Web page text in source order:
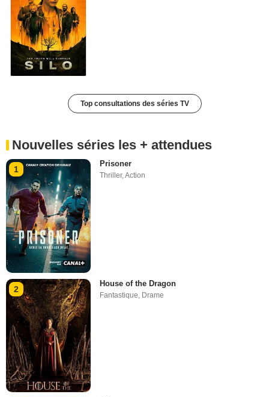
Top consultations des séries TV
Nouvelles séries les + attendues
1
Prisoner
Thriller,Action
2
House of the Dragon
Fantastique Drame